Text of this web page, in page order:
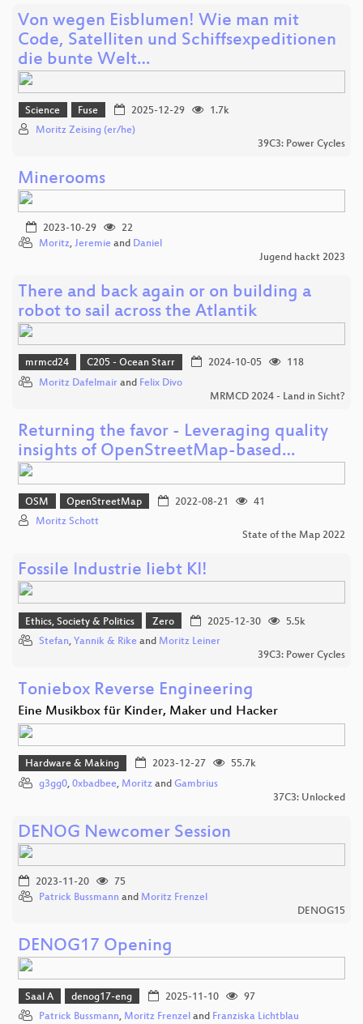
Von wegen Eisblumen! Wie man mit
Code, Satelliten und Schiffsexpeditionen
die bunte Welt…
Science Fuse 2025-12-29
1.7k
Moritz Zeising (er/he)
39C3: Power Cycles
Minerooms
2023-10-29
22
Moritz, Jeremie and Daniel
Jugend hackt 2023
There and back again or on building a
robot to sail across the Atlantik
mrmcd24 C205 - Ocean Starr 2024-10-05
118
Moritz Dafelmair and Felix Divo
MRMCD 2024 - Land in Sicht?
Returning the favor - Leveraging quality
insights of OpenStreetMap-based…
OSM OpenStreetMap 2022-08-21
41
Moritz Schott
State of the Map 2022
Fossile Industrie liebt KI!
Ethics, Society & Politics Zero 2025-12-30
5.5k
Stefan, Yannik & Rike and Moritz Leiner
39C3: Power Cycles
Toniebox Reverse Engineering
Eine Musikbox für Kinder, Maker und Hacker
Hardware & Making 2023-12-27
55.7k
g3gg0, 0xbadbee, Moritz and Gambrius
37C3: Unlocked
DENOG Newcomer Session
2023-11-20
75
Patrick Bussmann and Moritz Frenzel
DENOG15
DENOG17 Opening
Saal A denog17-eng 2025-11-10
97
Patrick Bussmann, Moritz Frenzel and Franziska Lichtblau